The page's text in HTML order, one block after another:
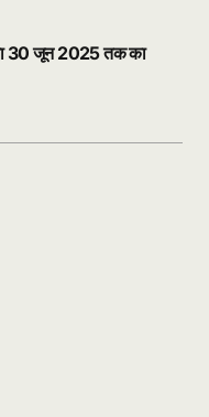
30 जून 2025 तक का